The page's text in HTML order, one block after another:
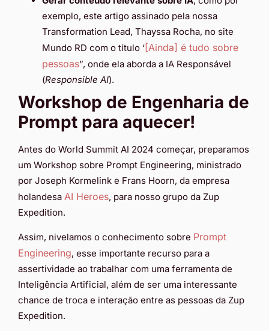
exemplo, este artigo assinado pela nossa
Transformation Lead, Thayssa Rocha, no site
Mundo RD com o título ‘[Ainda] é tudo sobre
pessoas”, onde ela aborda a IA Responsável
(Responsible AI).
Workshop de Engenharia de
Prompt para aquecer!
Antes do World Summit AI 2024 começar, preparamos
um Workshop sobre Prompt Engineering, ministrado
por Joseph Kormelink e Frans Hoorn, da empresa
holandesa AI Heroes, para nosso grupo da Zup
Expedition.
Assim, nivelamos o conhecimento sobre Prompt
Engineering, esse importante recurso para a
assertividade ao trabalhar com uma ferramenta de
Inteligência Artificial, além de ser uma interessante
chance de troca e interação entre as pessoas da Zup
Expedition.